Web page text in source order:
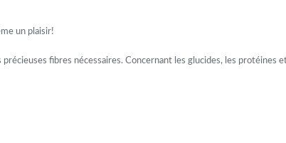
un plaisir!
fibres nécessaires. Concernant les glucides, les protéines
qui vous montrent comment grignoter intelligemment et utiliser